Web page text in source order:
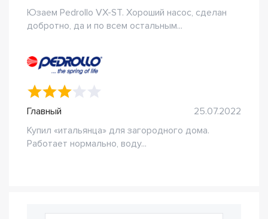
Юзаем Pedrollo VX-ST. Хороший насос, сделан
добротно, да и по всем остальным...
Главный
25.07.2022
Купил «итальянца» для загородного дома.
Работает нормально, воду...